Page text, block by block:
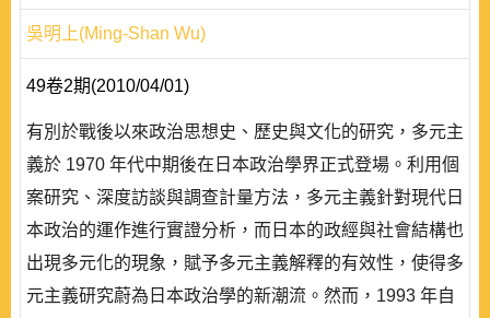
吳明上(Ming-Shan Wu)
49卷2期(2010/04/01)
有別於戰後以來政治思想史、歷史與文化的研究，多元主
義於 1970 年代中期後在日本政治學界正式登場。利用個
案研究、深度訪談與調查計量方法，多元主義針對現代日
本政治的運作進行實證分析，而日本的政經與社會結構也
出現多元化的現象，賦予多元主義解釋的有效性，使得多
元主義研究蔚為日本政治學的新潮流。然而，1993 年自